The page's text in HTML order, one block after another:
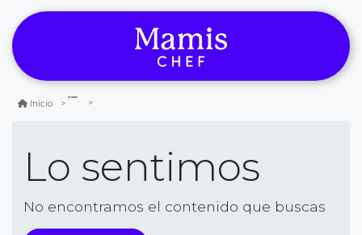
Inicio
Lo sentimos
No encontramos el contenido que buscas